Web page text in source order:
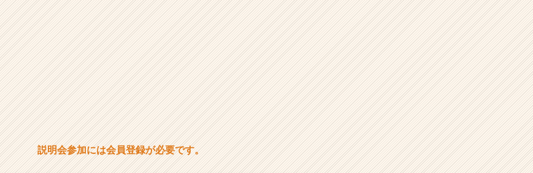
説明会参加には会員登録が必要です。